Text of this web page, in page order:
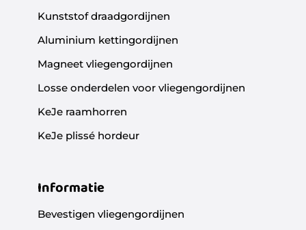
Kunststof draadgordijnen
Aluminium kettingordijnen
Magneet vliegengordijnen
Losse onderdelen voor vliegengordijnen
KeJe raamhorren
KeJe plissé hordeur
Informatie
Bevestigen vliegengordijnen